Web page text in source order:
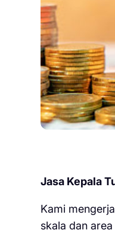
Jasa Kepala
Kami
skala dan